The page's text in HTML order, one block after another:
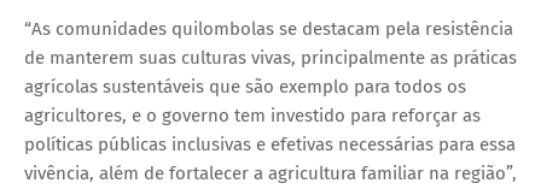
“As comunidades quilombolas se destacam pela resistência
de manterem suas culturas vivas, principalmente as práticas
agrícolas sustentáveis que são exemplo para todos os
agricultores, e o governo tem investido para reforçar as
políticas públicas inclusivas e efetivas necessárias para essa
vivência, além de fortalecer a agricultura familiar na região”,